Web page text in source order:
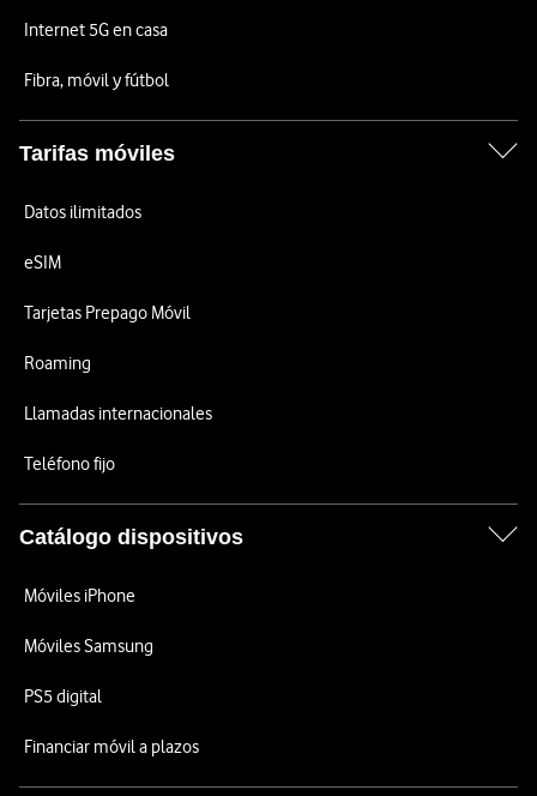
Internet 5G en casa
Fibra, móvil y fútbol
Tarifas móviles
Datos ilimitados
eSIM
Tarjetas Prepago Móvil
Roaming
Llamadas internacionales
Teléfono fijo
Catálogo dispositivos
Móviles iPhone
Móviles Samsung
PS5 digital
Financiar móvil a plazos